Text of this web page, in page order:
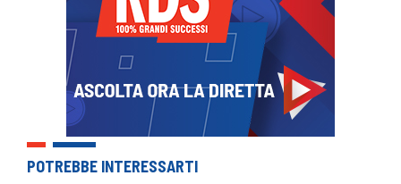
POTREBBE INTERESSARTI